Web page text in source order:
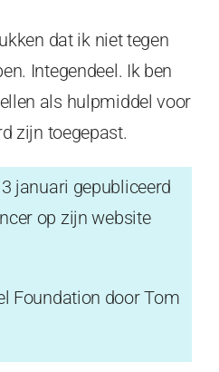
dat ik niet tegen
Integendeel. Ik ben
als hulpmiddel voor
zijn toegepast.
januari gepubliceerd
op zijn website
Foundation door Tom